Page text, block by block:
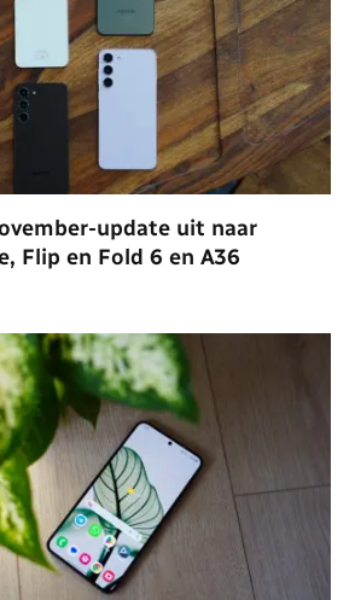
update uit naar
Flip en Fold 6 en A36